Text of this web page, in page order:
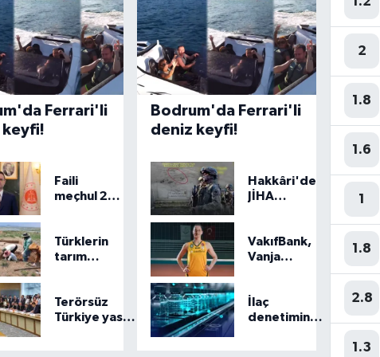
Ferrari'li
keyfi!
Faili
meçhul 2
aydınlatıldı
Türklerin
tarım
öne
çeken
Terörsüz
Türkiye yasa
Bodrum'da Ferrari'li
deniz keyfi!
Hakkâri'de
JİHA
VakıfBank,
Vanja
etti
İlaç
denetiminde
2
1.8
1.6
1
1.8
2.8
1.3